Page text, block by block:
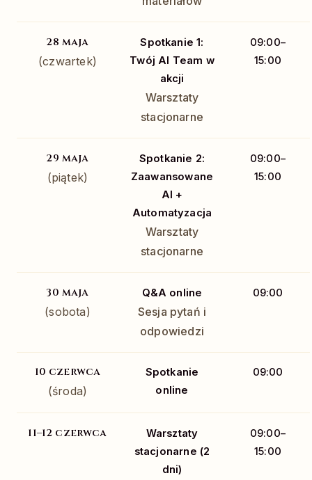
28 maja
(czwartek)
Spotkanie 1:
Twój AI Team w
akcji
Warsztaty
stacjonarne
09:00–
15:00
29 maja
(piątek)
Spotkanie 2:
Zaawansowane
AI +
Automatyzacja
Warsztaty
stacjonarne
09:00–
15:00
30 maja
(sobota)
Q&A online
Sesja pytań i
odpowiedzi
09:00
10 czerwca
(środa)
Spotkanie
online
09:00
11–12 czerwca
Warsztaty
stacjonarne (2
dni)
09:00–
15:00